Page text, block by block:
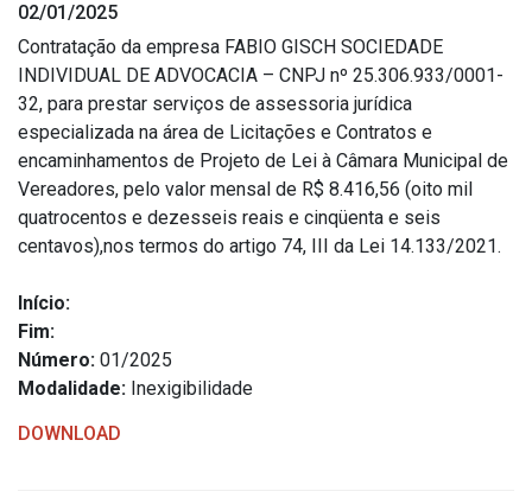
02/01/2025
Contratação da empresa FABIO GISCH SOCIEDADE
INDIVIDUAL DE ADVOCACIA – CNPJ nº 25.306.933/0001-
32, para prestar serviços de assessoria jurídica
especializada na área de Licitações e Contratos e
encaminhamentos de Projeto de Lei à Câmara Municipal de
Vereadores, pelo valor mensal de R$ 8.416,56 (oito mil
quatrocentos e dezesseis reais e cinqüenta e seis
centavos),nos termos do artigo 74, III da Lei 14.133/2021.
Início:
Fim:
Número: 01/2025
Modalidade: Inexigibilidade
DOWNLOAD